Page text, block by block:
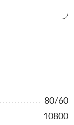
80/60
10800